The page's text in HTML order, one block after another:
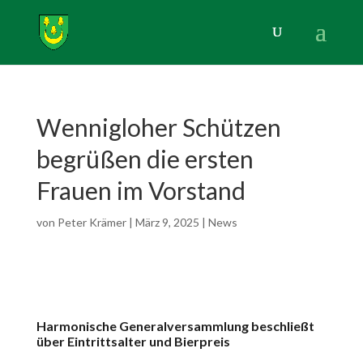
Wennigloher Schützen
begrüßen die ersten
Frauen im Vorstand
von Peter Krämer| März 9, 2025 | News
Harmonische Generalversammlung beschließt
über Eintrittsalter und Bierpreis